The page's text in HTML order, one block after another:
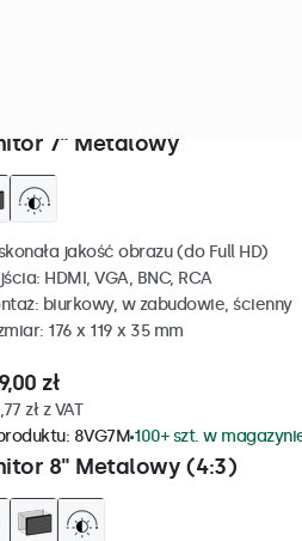
7" Metalowy
jakość obrazu (do Full HD)
HDMI, VGA, BNC, RCA
biurkowy, w zabudowie, ścienny
176 x 119 x 35 mm
zł
zł z VAT
8" Metalowy (4:3)
8VG7M 100+ szt. w